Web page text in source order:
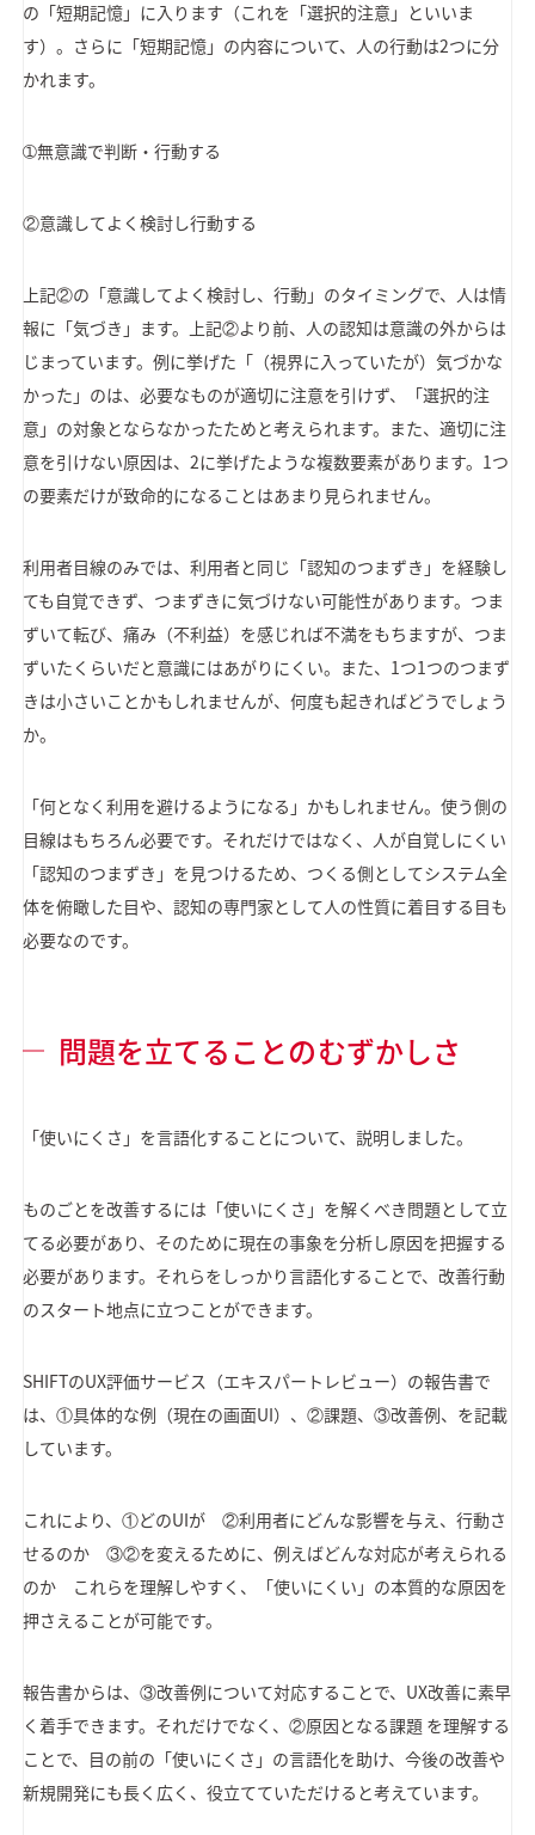
の「短期記憶」に入ります（これを「選択的注意」といいま
す）。さらに「短期記憶」の内容について、人の行動は2つに分
かれます。
➀無意識で判断・行動する
②意識してよく検討し行動する
上記②の「意識してよく検討し、行動」のタイミングで、人は情
報に「気づき」ます。上記②より前、人の認知は意識の外からは
じまっています。例に挙げた「（視界に入っていたが）気づかな
かった」のは、必要なものが適切に注意を引けず、「選択的注
意」の対象とならなかったためと考えられます。また、適切に注
意を引けない原因は、2に挙げたような複数要素があります。1つ
の要素だけが致命的になることはあまり見られません。
利用者目線のみでは、利用者と同じ「認知のつまずき」を経験し
ても自覚できず、つまずきに気づけない可能性があります。つま
ずいて転び、痛み（不利益）を感じれば不満をもちますが、つま
ずいたくらいだと意識にはあがりにくい。また、1つ1つのつまず
きは小さいことかもしれませんが、何度も起きればどうでしょう
か。
「何となく利用を避けるようになる」かもしれません。使う側の
目線はもちろん必要です。それだけではなく、人が自覚しにくい
「認知のつまずき」を見つけるため、つくる側としてシステム全
体を俯瞰した目や、認知の専門家として人の性質に着目する目も
必要なのです。
問題を立てることのむずかしさ
「使いにくさ」を言語化することについて、説明しました。
ものごとを改善するには「使いにくさ」を解くべき問題として立
てる必要があり、そのために現在の事象を分析し原因を把握する
必要があります。それらをしっかり言語化することで、改善行動
のスタート地点に立つことができます。
SHIFTのUX評価サービス（エキスパートレビュー）の報告書で
は、①具体的な例（現在の画面UI）、②課題、③改善例、を記載
しています。
これにより、①どのUIが ②利用者にどんな影響を与え、行動さ
せるのか ③②を変えるために、例えばどんな対応が考えられる
のか これらを理解しやすく、「使いにくい」の本質的な原因を
押さえることが可能です。
報告書からは、③改善例について対応することで、UX改善に素早
く着手できます。それだけでなく、②原因となる課題 を理解する
ことで、目の前の「使いにくさ」の言語化を助け、今後の改善や
新規開発にも長く広く、役立てていただけると考えています。